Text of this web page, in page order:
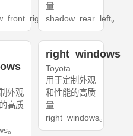
。
量
shadow_rear_left。
外观
高质
。
right_windows
Toyota
用于定制外观
和性能的高质
量
right_windows。